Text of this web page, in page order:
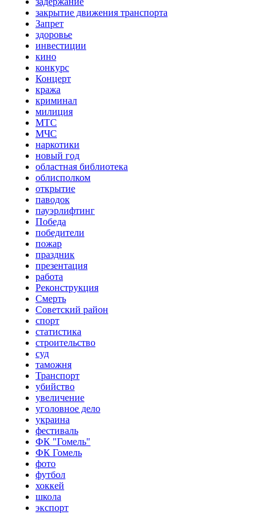
закрытие движения транспорта
Запрет
здоровье
инвестиции
кино
конкурс
Концерт
кража
криминал
милиция
МТС
МЧС
наркотики
новый год
областная библиотека
облисполком
открытие
паводок
пауэрлифтинг
Победа
победители
пожар
праздник
презентация
работа
Реконструкция
Смерть
Советский район
спорт
статистика
строительство
суд
таможня
Транспорт
убийство
увеличение
уголовное дело
украина
фестиваль
ФК "Гомель"
ФК Гомель
фото
футбол
хоккей
школа
экспорт